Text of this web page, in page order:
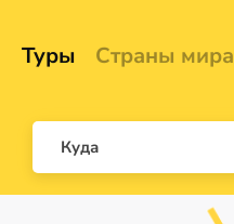
Туры Страны мира
Куда